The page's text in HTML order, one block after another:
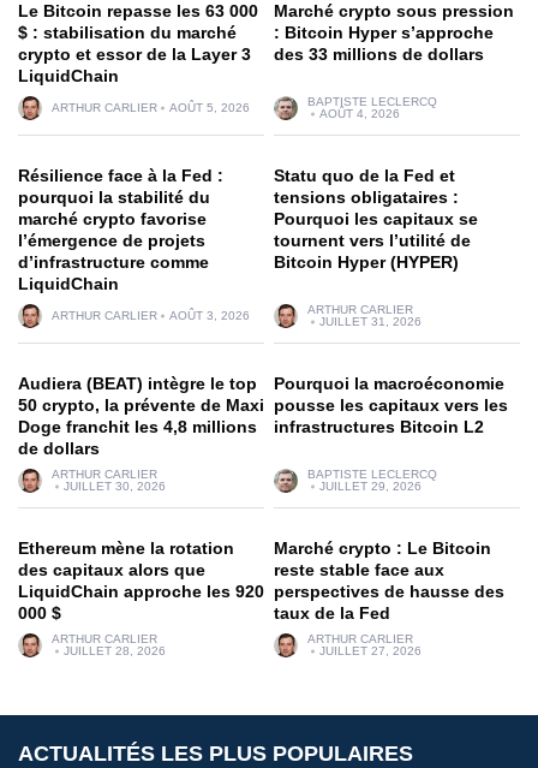
Le Bitcoin repasse les 63 000
$ : stabilisation du marché
crypto et essor de la Layer 3
LiquidChain
ARTHUR CARLIER AOÛT 5, 2026
Marché crypto sous pression
: Bitcoin Hyper s’approche
des 33 millions de dollars
BAPTISTE LECLERCQ
AOÛT 4, 2026
Résilience face à la Fed :
pourquoi la stabilité du
marché crypto favorise
l’émergence de projets
d’infrastructure comme
LiquidChain
ARTHUR CARLIER AOÛT 3, 2026
Statu quo de la Fed et
tensions obligataires :
Pourquoi les capitaux se
tournent vers l’utilité de
Bitcoin Hyper (HYPER)
ARTHUR CARLIER
JUILLET 31, 2026
Audiera (BEAT) intègre le top
50 crypto, la prévente de Maxi
Doge franchit les 4,8 millions
de dollars
ARTHUR CARLIER
JUILLET 30, 2026
Pourquoi la macroéconomie
pousse les capitaux vers les
infrastructures Bitcoin L2
BAPTISTE LECLERCQ
JUILLET 29, 2026
Ethereum mène la rotation
des capitaux alors que
LiquidChain approche les 920
000 $
ARTHUR CARLIER
JUILLET 28, 2026
Marché crypto : Le Bitcoin
reste stable face aux
perspectives de hausse des
taux de la Fed
ARTHUR CARLIER
JUILLET 27, 2026
ACTUALITÉS LES PLUS POPULAIRES